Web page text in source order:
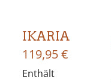
IKARIA
119,95€
Enthält